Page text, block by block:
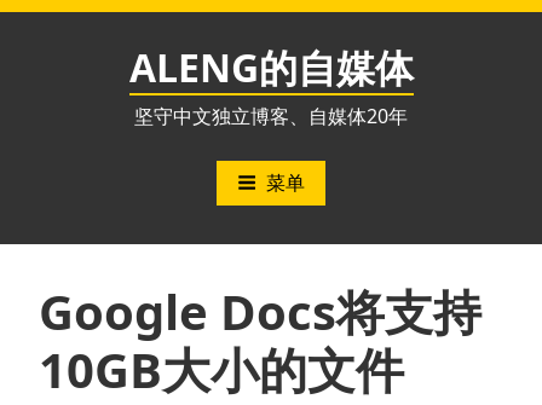
跳
ALENG的自媒体
坚守中文独立博客、自媒体20年
菜单
Google Docs将支持
10GB大小的文件